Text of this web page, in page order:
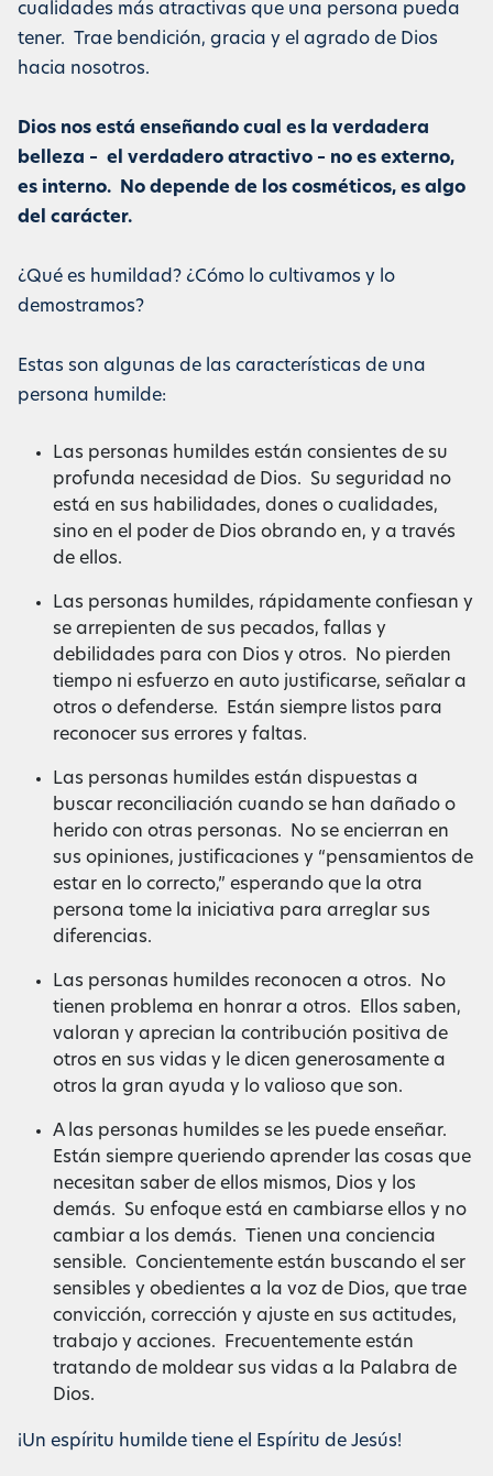
cualidades más atractivas que una persona pueda
tener. Trae bendición, gracia y el agrado de Dios
hacia nosotros.
Dios nos está enseñando cual es la verdadera
belleza – el verdadero atractivo – no es externo,
es interno. No depende de los cosméticos, es algo
del carácter.
¿Qué es humildad? ¿Cómo lo cultivamos y lo
demostramos?
Estas son algunas de las características de una
persona humilde:
Las personas humildes están consientes de su
profunda necesidad de Dios. Su seguridad no
está en sus habilidades, dones o cualidades,
sino en el poder de Dios obrando en, y a través
de ellos.
Las personas humildes, rápidamente confiesan y
se arrepienten de sus pecados, fallas y
debilidades para con Dios y otros. No pierden
tiempo ni esfuerzo en auto justificarse, señalar a
otros o defenderse. Están siempre listos para
reconocer sus errores y faltas.
Las personas humildes están dispuestas a
buscar reconciliación cuando se han dañado o
herido con otras personas. No se encierran en
sus opiniones, justificaciones y “pensamientos de
estar en lo correcto,” esperando que la otra
persona tome la iniciativa para arreglar sus
diferencias.
Las personas humildes reconocen a otros. No
tienen problema en honrar a otros. Ellos saben,
valoran y aprecian la contribución positiva de
otros en sus vidas y le dicen generosamente a
otros la gran ayuda y lo valioso que son.
A las personas humildes se les puede enseñar.
Están siempre queriendo aprender las cosas que
necesitan saber de ellos mismos, Dios y los
demás. Su enfoque está en cambiarse ellos y no
cambiar a los demás. Tienen una conciencia
sensible. Concientemente están buscando el ser
sensibles y obedientes a la voz de Dios, que trae
convicción, corrección y ajuste en sus actitudes,
trabajo y acciones. Frecuentemente están
tratando de moldear sus vidas a la Palabra de
Dios.
¡Un espíritu humilde tiene el Espíritu de Jesús!